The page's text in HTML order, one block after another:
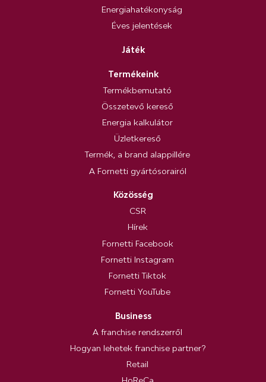
Energiahatékonyság
Éves jelentések
Játék
Termékeink
Termékbemutató
Összetevő kereső
Energia kalkulátor
Üzletkereső
Termék, a brand alappillére
A Fornetti gyártósorairól
Közösség
CSR
Hírek
Fornetti Facebook
Fornetti Instagram
Fornetti Tiktok
Fornetti YouTube
Business
A franchise rendszerről
Hogyan lehetek franchise partner?
Retail